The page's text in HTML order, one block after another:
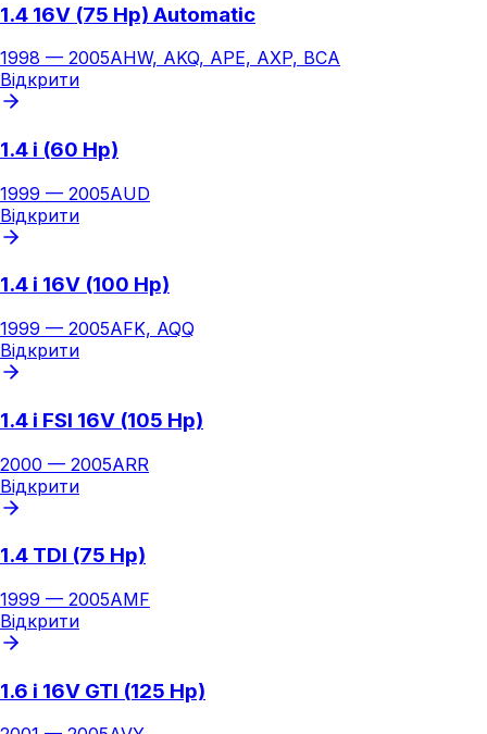
1.4 16V (75 Hp) Automatic
1998 — 2005AHW, AKQ, APE, AXP, BCA
Відкрити
1.4 i (60 Hp)
1999 — 2005AUD
Відкрити
1.4 i 16V (100 Hp)
1999 — 2005AFK, AQQ
Відкрити
1.4 i FSI 16V (105 Hp)
2000 — 2005ARR
Відкрити
1.4 TDI (75 Hp)
1999 — 2005AMF
Відкрити
1.6 i 16V GTI (125 Hp)